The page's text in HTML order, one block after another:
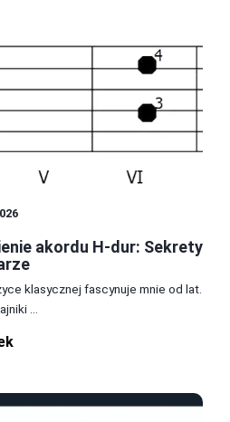
akordu H-dur: Sekrety
klasycznej fascynuje mnie od lat.
...